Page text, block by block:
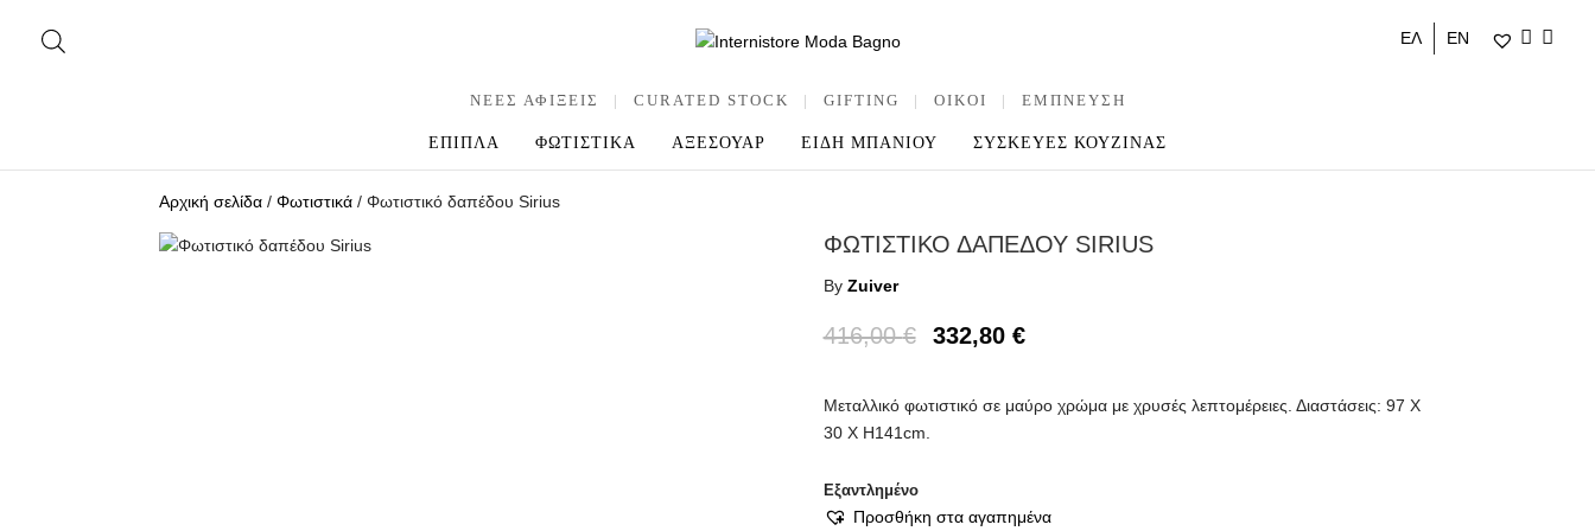
ΕΛ ΕΝ
ΝΕΕΣ ΑΦΙΞΕΙΣ | CURATED STOCK | GIFTING | OIKOI | ΕΜΠΝΕΥΣΗ
ΕΠΙΠΛΑ ΦΩΤΙΣΤΙΚΑ ΑΞΕΣΟΥΑΡ ΕΙΔΗ ΜΠΑΝΙΟΥ ΣΥΣΚΕΥΕΣ ΚΟΥΖΙΝΑΣ
Αρχική σελίδα /Φωτιστικά / Φωτιστικό δαπέδου Sirius
ΦΩΤΙΣΤΙΚΟ ΔΑΠΕΔΟΥ SIRIUS
By Zuiver
416,00€ 332,80 €
Μεταλλικό φωτιστικό σε μαύρο χρώμα με χρυσές λεπτομέρειες. Διαστάσεις: 97 Χ
30 Χ Η141cm.
Εξαντλημένο
Προσθήκη στα αγαπημένα